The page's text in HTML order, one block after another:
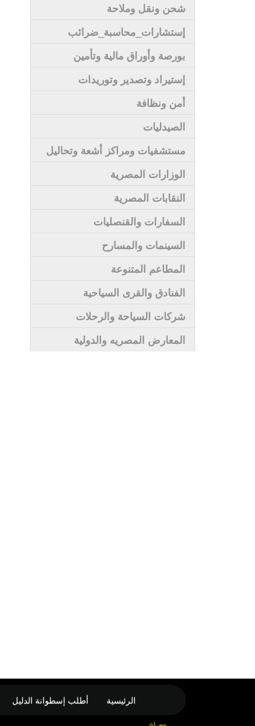
شحن ونقل وملاحة
إستشارات_محاسبة_ضرائب
بورصة وأوراق مالية وتأمين
إستيراد وتصدير وتوريدات
أمن ونظافة
الصيدليات
مستشفيات ومراكز أشعة وتحاليل
الوزارات المصرية
النقابات المصرية
السفارات والقنصليات
السينمات والمسارح
المطاعم المتنوعة
الفنادق والقرى السياحية
شركات السياحة والرحلات
المعارض المصريه والدولية
الرئيسية أطلب إسطوانة الدليل